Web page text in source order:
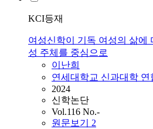
KCI등재
여성신학이 기독 여성의 삶에
성 주체를 중심으로
이난희
연세대학교 신과대학 연
2024
신학논단
Vol.116 No.-
원문보기 2